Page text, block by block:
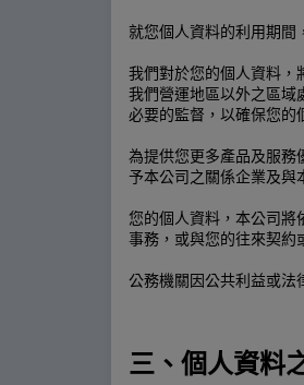
就您個人資料的利用期間
我們對於您的個人資料，
我們營運地區以外之區域
必要的監督，以確保您的
為提供您更多產品及服務
予本公司之關係企業及與
您的個人資料，本公司將
事務，或與您的往來契約
公務機關因公共利益或法
三、個人資料